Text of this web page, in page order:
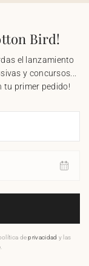
Bird!
el lanzamiento
y concursos...
tu primer pedido!
deprivacidad y las